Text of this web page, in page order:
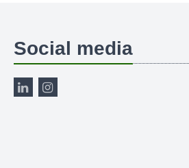
Social media